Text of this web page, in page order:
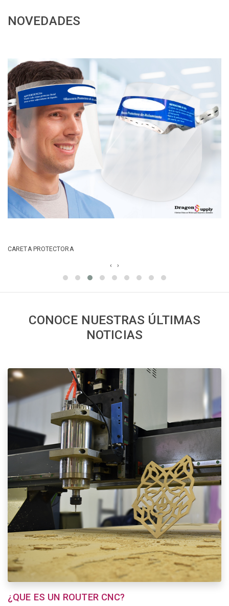
NOVEDADES
CUBRE BOCA KN95
‹ ›
CONOCE NUESTRAS ÚLTIMAS
NOTICIAS
¿QUE ES UN ROUTER CNC?